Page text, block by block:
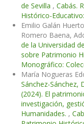
de Sevilla , Cabás.
Histórico-
Emilio Galán
Romero Baena,
de la Universidad
sobre Patrimonio
Monográfico:
María Nogueras
Sánchez-Sánchez,
(2024). El
investigación,
Humanidades. ,